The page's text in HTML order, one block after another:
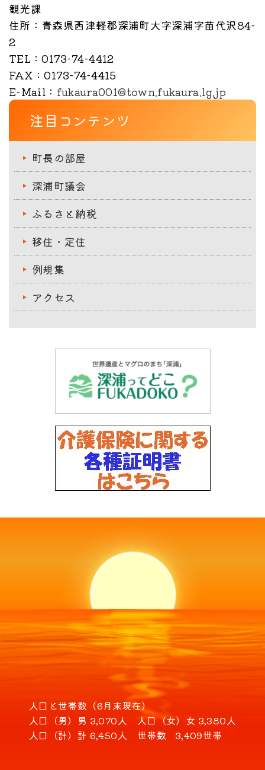
観光課
住所 ：青森県西津軽郡深浦町大字深浦字苗代沢84-
2
TEL ：0173-74-4412
FAX ：0173-74-4415
E-Mail ： fukaura001@town.fukaura.lg.jp
注目コンテンツ
町長の部屋
深浦町議会
ふるさと納税
移住・定住
例規集
アクセス
人口と世帯数（6月末現在）
人口（男） 男 3,070人 人口（女） 女 3,380人
人口（計） 計 6,450人 世帯数 3,409世帯